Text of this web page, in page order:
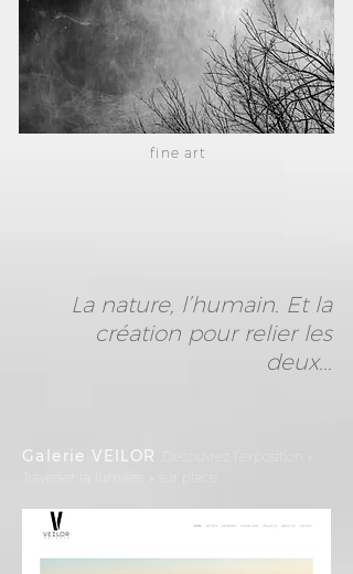
fine art
La nature, l’humain. Et la
création pour relier les
deux...
Galerie VEILOR